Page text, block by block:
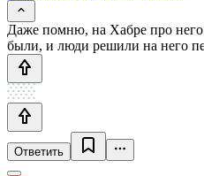
Даже помню, на Хабре про
были, и люди решили на него
Ответить